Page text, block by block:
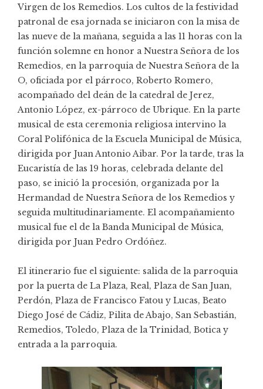
Virgen de los Remedios. Los cultos de la festividad
patronal de esa jornada se iniciaron con la misa de
las nueve de la mañana, seguida a las 11 horas con la
función solemne en honor a Nuestra Señora de los
Remedios, en la parroquia de Nuestra Señora de la
O, oficiada por el párroco, Roberto Romero,
acompañado del deán de la catedral de Jerez,
Antonio López, ex-párroco de Ubrique. En la parte
musical de esta ceremonia religiosa intervino la
Coral Polifónica de la Escuela Municipal de Música,
dirigida por Juan Antonio Aibar. Por la tarde, tras la
Eucaristía de las 19 horas, celebrada delante del
paso, se inició la procesión, organizada por la
Hermandad de Nuestra Señora de los Remedios y
seguida multitudinariamente. El acompañamiento
musical fue el de la Banda Municipal de Música,
dirigida por Juan Pedro Ordóñez.
El itinerario fue el siguiente: salida de la parroquia
por la puerta de La Plaza, Real, Plaza de San Juan,
Perdón, Plaza de Francisco Fatou y Lucas, Beato
Diego José de Cádiz, Pilita de Abajo, San Sebastián,
Remedios, Toledo, Plaza de la Trinidad, Botica y
entrada a la parroquia.